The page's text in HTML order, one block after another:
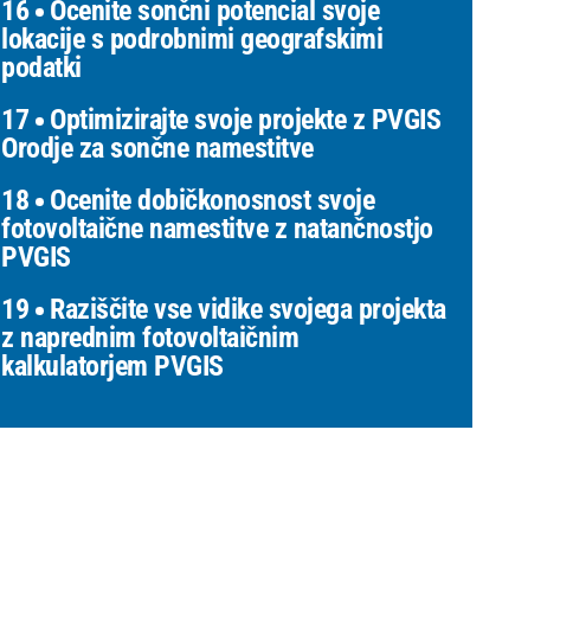
16 Ocenite sončni potencial svoje
lokacije s podrobnimi geografskimi
podatki
17 Optimizirajte svoje projekte z PVGIS
Orodje za sončne namestitve
18 Ocenite dobičkonosnost svoje
fotovoltaične namestitve z natančnostjo
PVGIS
19 Raziščite vse vidike svojega projekta
z naprednim fotovoltaičnim
kalkulatorjem PVGIS